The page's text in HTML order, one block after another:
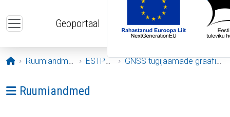
Geoportaal
Avaleht
Ruumiandmed ESTPOS GNSS tugijaamade graafikud
Ava menüü: Ruumiandmed
Ruumiandmed